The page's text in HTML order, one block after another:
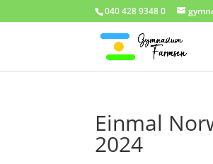
040 428 9348 0
Einmal
2024